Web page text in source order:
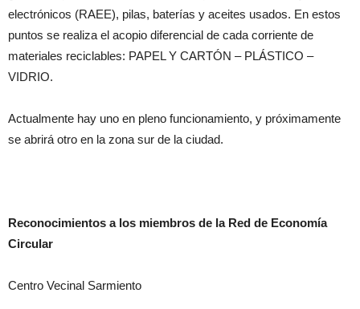
electrónicos (RAEE), pilas, baterías y aceites usados. En estos
puntos se realiza el acopio diferencial de cada corriente de
materiales reciclables: PAPEL Y CARTÓN – PLÁSTICO –
VIDRIO.
Actualmente hay uno en pleno funcionamiento, y próximamente
se abrirá otro en la zona sur de la ciudad.
Reconocimientos a los miembros de la Red de Economía
Circular
Centro Vecinal Sarmiento